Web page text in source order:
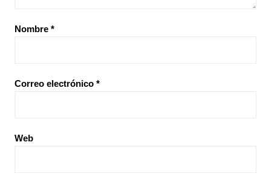
Nombre *
Correo electrónico *
Web